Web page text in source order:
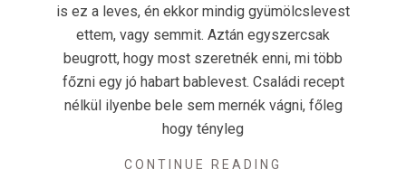
is ez a leves, én ekkor mindig gyümölcslevest
ettem, vagy semmit. Aztán egyszercsak
beugrott, hogy most szeretnék enni, mi több
főzni egy jó habart bablevest. Családi recept
nélkül ilyenbe bele sem mernék vágni, főleg
hogy tényleg
CONTINUE READING